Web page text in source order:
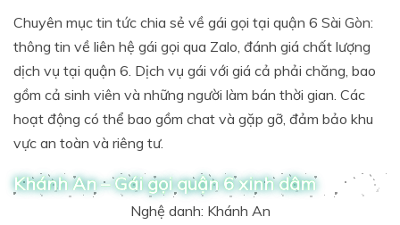
Chuyên mục tin tức chia sẻ về gái gọi tại quận 6 Sài Gòn:
thông tin về liên hệ gái gọi qua Zalo, đánh giá chất lượng
dịch vụ tại quận 6. Dịch vụ gái với giá cả phải chăng, bao
gồm cả sinh viên và những người làm bán thời gian. Các
hoạt động có thể bao gồm chat và gặp gỡ, đảm bảo khu
vực an toàn và riêng tư.
Khánh An – Gái gọi quận 6 xinh dâm
Nghệ danh: Khánh An